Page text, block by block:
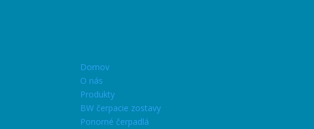
Domov
O nás
Produkty
BW čerpacie zostavy
Ponorné čerpadlá